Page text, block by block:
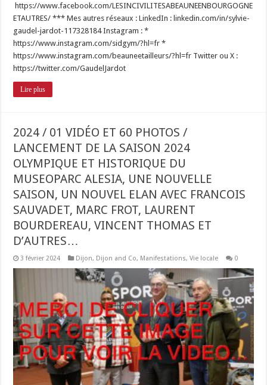
https://www.facebook.com/LESINCIVILITESABEAUNEENBOURGOGNE
ETAUTRES/ *** Mes autres réseaux : LinkedIn : linkedin.com/in/sylvie-
gaudel-jardot-117328184 Instagram : *
https://www.instagram.com/sidgym/?hl=fr *
https://www.instagram.com/beauneetailleurs/?hl=fr Twitter ou X :
https://twitter.com/GaudelJardot
Lire plus
2024 / 01 VIDÉO ET 60 PHOTOS /
LANCEMENT DE LA SAISON 2024
OLYMPIQUE ET HISTORIQUE DU
MUSEOPARC ALESIA, UNE NOUVELLE
SAISON, UN NOUVEL ELAN AVEC FRANCOIS
SAUVADET, MARC FROT, LAURENT
BOURDEREAU, VINCENT THOMAS ET
D’AUTRES…
3 février 2024 Dijon, Dijon and Co, Manifestations,Vie locale 0